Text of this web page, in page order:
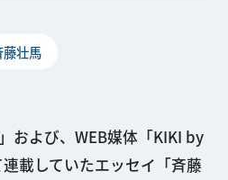
藤壮馬
および、WEB媒体「KIKI by
載していたエッセイ「斉藤